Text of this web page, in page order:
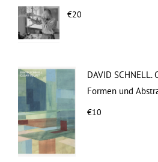
€20
DAVID SCHNELL.
Formen und
€10